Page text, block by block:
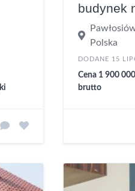
budynek
Polska
DODANE 15
Cena 1 900
brutto